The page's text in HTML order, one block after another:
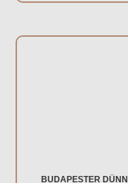
BUDAPESTER DÜNN